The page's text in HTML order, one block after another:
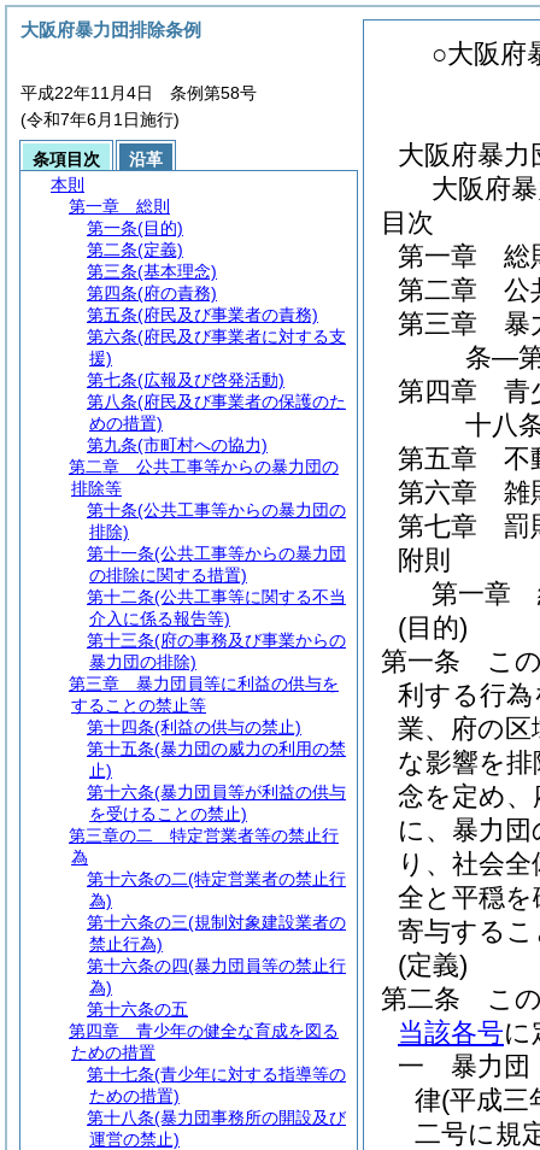
○大阪府
大阪府暴
大阪府
目次
第一章
総
第二章
公
第三章
暴
条―
第四章
青
十八
第五章
不
第六章
雑
第七章
罰
附則
第一章
(目的)
第一条
こ
利する行
業、府の
な影響を
念を定め
に、暴力
り、社会
全と平穏
寄与する
(定義)
第二条
こ
当該各号に
一
暴力
律(平成三
二号に規
大阪府暴力団排除条例
平成22年11月4日 条例第58号
(令和7年6月1日施行)
条項目次
沿革
本則
第一章
総則
第一条(目的)
第二条(定義)
第三条(基本理念)
第四条(府の責務)
第五条(府民及び事業者の責務)
第六条(府民及び事業者に対する支
援)
第七条(広報及び啓発活動)
第八条(府民及び事業者の保護のた
めの措置)
第九条(市町村への協力)
第二章
公共工事等からの暴力団の
排除等
第十条(公共工事等からの暴力団の
排除)
第十一条(公共工事等からの暴力団
の排除に関する措置)
第十二条(公共工事等に関する不当
介入に係る報告等)
第十三条(府の事務及び事業からの
暴力団の排除)
第三章
暴力団員等に利益の供与を
することの禁止等
第十四条(利益の供与の禁止)
第十五条(暴力団の威力の利用の禁
止)
第十六条(暴力団員等が利益の供与
を受けることの禁止)
第三章の二
特定営業者等の禁止行
為
第十六条の二(特定営業者の禁止行
為)
第十六条の三(規制対象建設業者の
禁止行為)
第十六条の四(暴力団員等の禁止行
為)
第十六条の五
第四章
青少年の健全な育成を図る
ための措置
第十七条(青少年に対する指導等の
ための措置)
第十八条(暴力団事務所の開設及び
運営の禁止)